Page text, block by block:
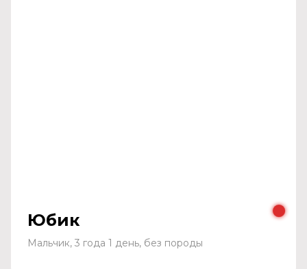
Юбик
Мальчик, 3 года 1 день, без породы